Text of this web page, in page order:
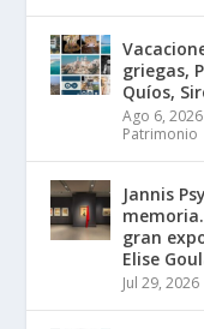
griegas,
Quíos,
Ago 6, 2026
Patrimonio
Jannis
gran
Elise
Jul 29, 2026